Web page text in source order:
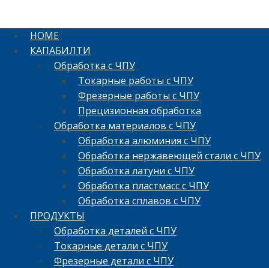
HOME
КАПАБИЛТИ
Обработка с ЧПУ
Токарные работы с ЧПУ
Фрезерные работы с ЧПУ
Прецизионная обработка
Обработка материалов с ЧПУ
Обработка алюминия с ЧПУ
Обработка нержавеющей стали с ЧПУ
Обработка латуни с ЧПУ
Обработка пластмасс с ЧПУ
Обработка сплавов с ЧПУ
ПРОДУКТЫ
Обработка деталей с ЧПУ
Токарные детали с ЧПУ
Фрезерные детали с ЧПУ